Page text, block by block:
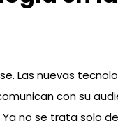
Las nuevas
con su
no se trata solo